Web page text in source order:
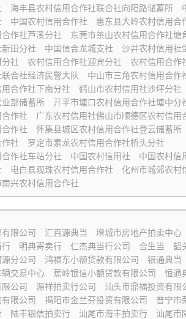
海丰县农村信用合作社联合社向阳路储蓄所
中国农村信用合作社
惠东县大岭农村信用合
作社芦溪分社
东莞市茶山农村信用合作社塘
田分社
中国信合龙城支社
沙井农村信用社
社
农村信用合作社迎宾分社
农村信用合作
合社经济民警大队
中山市三角农村信用合作
合作社下南分社
鹤山市农村信用社沙坪分社
部储蓄所
开平市塘口农村信用合作社塘中分
作社
广东农村信用社佛山市顺德区农村信用
作社
怀集县城区农村信用合作社登云储蓄所
社
罗定市素龙农村信用合作社桥头分社
作社车站分社
中国农村信用社
中国农村信
电白县观珠农村信用合作社
化州市城郊农村
南兴农村信用合作社
限公司
汇百源典当
增城市房地产拍卖中心
行
明典寄卖行 仁杰典当行公司 合生当
韶
分公司
鸿福东小额贷款有限公司
银通典当
交易中心
蕉岭银信小额贷款有限公司
恒通
公司
源祥拍卖行公司
汕头市鼎福投资有限
限公司
揭阳市金兰芬投资有限公司
普宁市
陆丰银信拍卖行 汕尾市海丰拍卖行
汕尾市